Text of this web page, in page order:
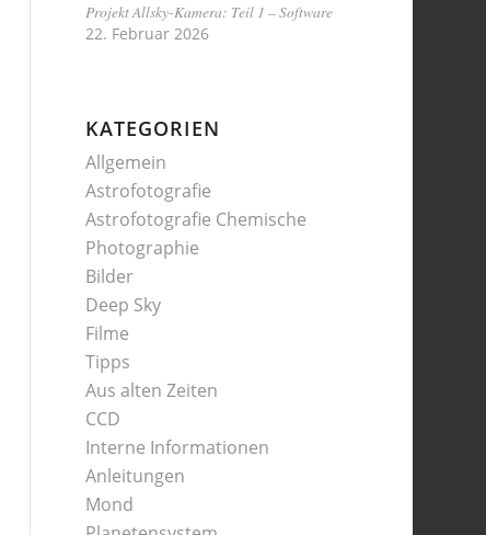
Projekt Allsky-Kamera: Teil 1 – Software
22. Februar 2026
KATEGORIEN
Allgemein
Astrofotografie
Astrofotografie Chemische
Photographie
Bilder
Deep Sky
Filme
Tipps
Aus alten Zeiten
CCD
Interne Informationen
Anleitungen
Mond